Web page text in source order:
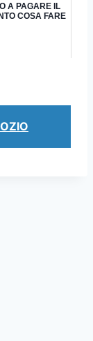
A PAGARE IL
COSA FARE